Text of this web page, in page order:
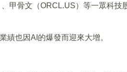
甲骨文（ORCL.US）等一眾科技
績也因AI的爆發而迎來大增。